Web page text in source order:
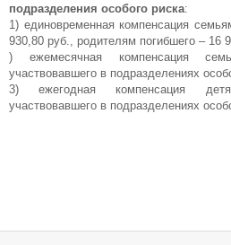
подразделения особого риска:
1) единовременная компенсация
930,80 руб., родителям погибшего – 16
) ежемесячная компенсация
участвовавшего в подразделениях
3) ежегодная компенсация
участвовавшего в подразделениях